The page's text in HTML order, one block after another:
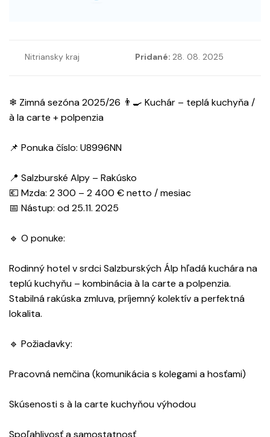
Nitriansky kraj Pridané: 28. 08. 2025
❄ Zimná sezóna 2025/26 👨‍🍳 Kuchár – teplá kuchyňa /
à la carte + polpenzia
📌 Ponuka číslo: U8996NN
📍 Salzburské Alpy – Rakúsko
💶 Mzda: 2 300 – 2 400 € netto / mesiac
📅 Nástup: od 25.11. 2025
🔹 O ponuke:
Rodinný hotel v srdci Salzburských Álp hľadá kuchára na
teplú kuchyňu – kombinácia à la carte a polpenzia.
Stabilná rakúska zmluva, príjemný kolektív a perfektná
lokalita.
🔹 Požiadavky:
Pracovná nemčina (komunikácia s kolegami a hosťami)
Skúsenosti s à la carte kuchyňou výhodou
Spoľahlivosť a samostatnosť